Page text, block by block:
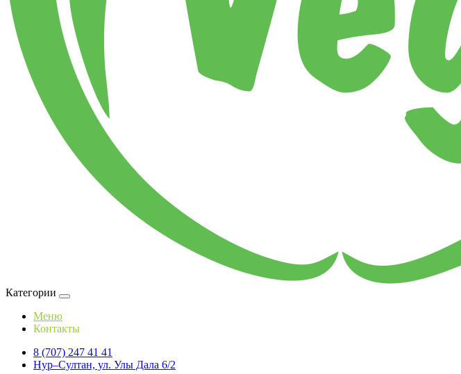
Категории
Меню
Контакты
8 (707) 247 41 41
Нур–Султан, ул. Улы Дала 6/2